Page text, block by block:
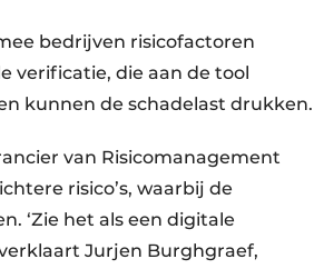
bedrijven risicofactoren
verificatie, die aan de tool
kunnen de schadelast drukken.
van Risicomanagement
risico’s, waarbij de
‘Zie het als een digitale
Jurjen Burghgraef,